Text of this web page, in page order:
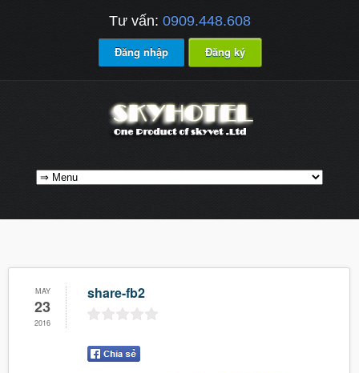
Tư vấn: 0909.448.608
Đăng nhập Đăng ký
MAY
23
2016
share-fb2